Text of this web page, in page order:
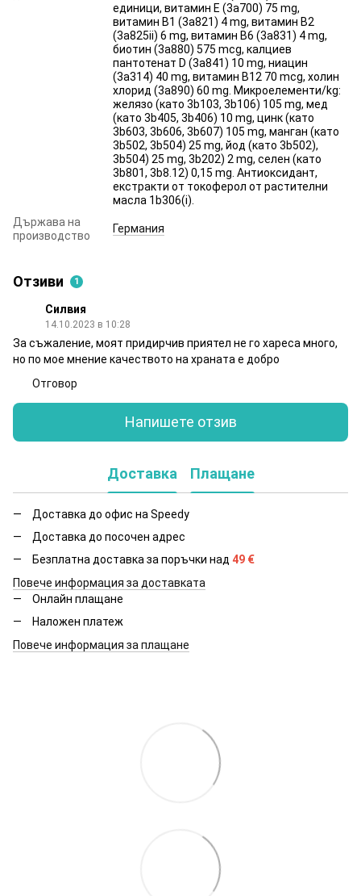
единици, витамин Е (3a700) 75 mg,
витамин B1 (3a821) 4 mg, витамин B2
(3a825ii) 6 mg, витамин B6 (3a831) 4 mg,
биотин (3a880) 575 mcg, калциев
пантотенат D (3a841) 10 mg, ниацин
(3a314) 40 mg, витамин B12 70 mcg, холин
хлорид (3a890) 60 mg. Микроелементи/kg:
желязо (като 3b103, 3b106) 105 mg, мед
(като 3b405, 3b406) 10 mg, цинк (като
3b603, 3b606, 3b607) 105 mg, манган (като
3b502, 3b504) 25 mg, йод (като 3b502),
3b504) 25 mg, 3b202) 2 mg, селен (като
3b801, 3b8.12) 0,15 mg. Антиоксидант,
екстракти от токоферол от растителни
масла 1b306(i).
Държава на
производство
Германия
Отзиви 1
Силвия
14.10.2023 в 10:28
За съжаление, моят придирчив приятел не го хареса много,
но по мое мнение качеството на храната е добро
Отговор
Напишете отзив
Доставка Плащане
Доставка до офис на Speedy
Доставка до посочен адрес
Безплатна доставка за поръчки над 49 €
Повече информация за доставката
Онлайн плащане
Наложен платеж
Повече информация за плащане